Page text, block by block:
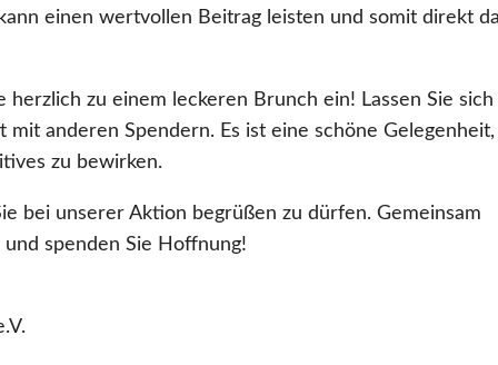
einen wertvollen Beitrag leisten und somit direkt
zu einem leckeren Brunch ein! Lassen Sie sich
anderen Spendern. Es ist eine schöne Gelegenheit,
zu bewirken.
bei unserer Aktion begrüßen zu dürfen. Gemeinsam
spenden Sie Hoffnung!